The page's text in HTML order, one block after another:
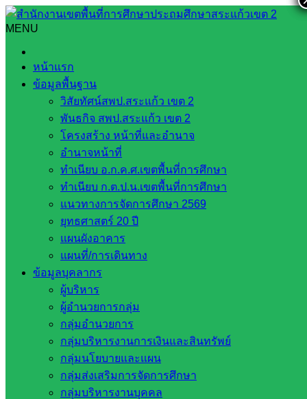
Skip
to
content
MENU
หน้าแรก
ข้อมูลพื้นฐาน
วิสัยทัศน์สพป.สระแก้ว เขต 2
พันธกิจ สพป.สระแก้ว เขต 2
โครงสร้าง หน้าที่และอำนาจ
อำนาจหน้าที่
ทำเนียบ อ.ก.ค.ศ.เขตพื้นที่การศึกษา
ทำเนียบ ก.ต.ป.น.เขตพื้นที่การศึกษา
แนวทางการจัดการศึกษา 2569
ยุทธศาสตร์ 20 ปี
แผนผังอาคาร
แผนที่/การเดินทาง
ข้อมูลบุคลากร
ผู้บริหาร
ผู้อำนวยการกลุ่ม
กลุ่มอำนวยการ
กลุ่มบริหารงานการเงินและสินทรัพย์
กลุ่มนโยบายและแผน
กลุ่มส่งเสริมการจัดการศึกษา
กลุ่มบริหารงานบุคคล
Search
กิจกรรมรณรงค์วันป้องกันจมน้ำโลก ประจำปีงบประมาณ 2566
กิจกรรมรณรงค์วันป้องกันจมน้ำโลก
ประจำปีงบประมาณ 2566
กันยายน 2, 2023กันยายน 2, 2023
เกษตรพัฒนา
วันอังคารที่ 25 กรกฎาคม พ.ศ.2566 เวลา 13.30 น. นักเรียน
โรงเรียนประชาเกษตรพัฒนาระดับชั้นประถมศึกษาปีที่ 1-6 ได้
เข้าร่วมกิจกรรมรณรงค์วันป้องกันจมน้ำโลก ประจำ
ปีงบประมาณ 2566 เพื่อส่งเสริมให้เด็กมีทักษะว่ายน้ำเอาชีวิต
รอด มีทักษะช่วยฟื้นคืนชีพ (CPR) คนจมน้ำที่ถูกต้องโดยมีนายว
รวิทย์ มะลัยทอง ผู้อำนวยการโรงพยาบาลส่งเสริมสุขภาพตำบล
บ้านหนองเทา เป็นวิทยากรโรงเรียนประชาเกษตรพัฒนานำโดย
นายวรรชัย เหนือเกาะหวาย ครูชำนาญการพิเศษ รักษาการใน
ตำแหน่งผู้อำนวยการโรงเรียนประชาเกษตรพัฒนา พร้อมด้วย
คณะครู และ บุคลากรทางการศึกษา จึงขอบคุณมา ณ โอกาสนี้